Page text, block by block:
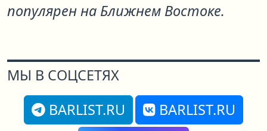
популярен на Ближнем Востоке.
МЫ В СОЦСЕТЯХ
BARLIST.RU
BARLIST.RU